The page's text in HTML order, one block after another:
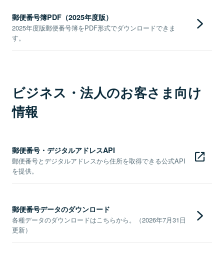
郵便番号簿PDF（2025年度版）
2025年度版郵便番号簿をPDF形式でダウンロードできま
す。
ビジネス・法人のお客さま向け
情報
郵便番号・デジタルアドレスAPI
郵便番号とデジタルアドレスから住所を取得できる公式API
を提供。
郵便番号データのダウンロード
各種データのダウンロードはこちらから。（2026年7月31日
更新）